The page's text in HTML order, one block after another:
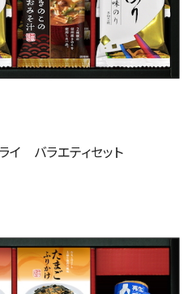
イ バラエティセット